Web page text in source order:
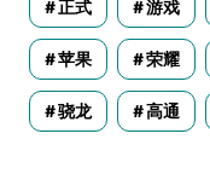
正式 游戏
苹果 荣耀
骁龙 高通